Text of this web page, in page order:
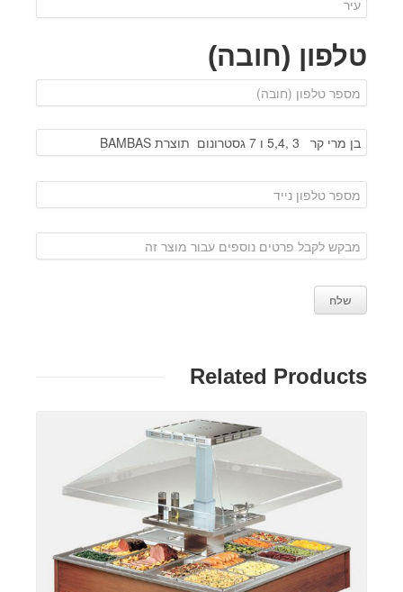
טלפון (חובה)
Related Products
פרטים: